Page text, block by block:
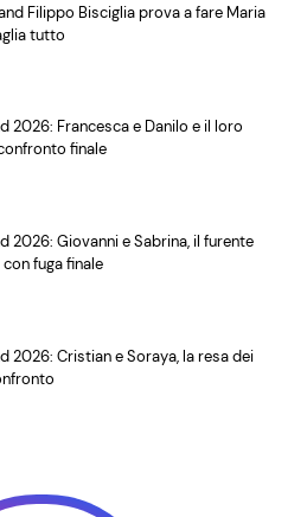
Filippo Bisciglia prova a fare Maria
tutto
2026: Francesca e Danilo e il loro
finale
2026: Giovanni e Sabrina, il furente
fuga finale
2026: Cristian e Soraya, la resa dei